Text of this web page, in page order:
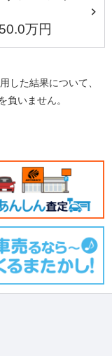
万円
した結果について、
負いません。